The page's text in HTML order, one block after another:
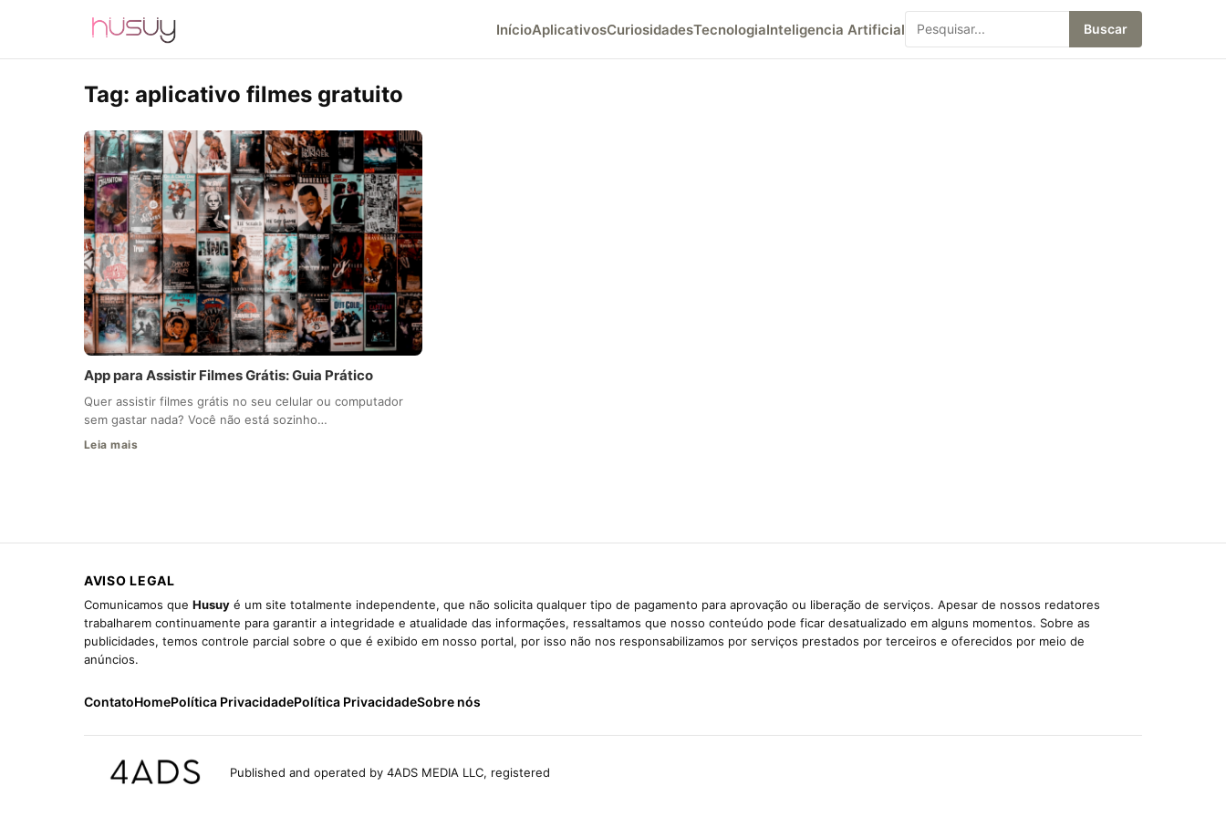
InícioAplicativosCuriosidadesTecnologiaInteligencia Artificial Buscar
Tag: aplicativo filmes gratuito
App para Assistir Filmes Grátis: Guia Prático
Quer assistir filmes grátis no seu celular ou computador
sem gastar nada? Você não está sozinho…
Leia mais
AVISO LEGAL
Comunicamos que Husuy é um site totalmente independente, que não solicita qualquer tipo de pagamento para aprovação ou liberação de serviços. Apesar de nossos redatores
trabalharem continuamente para garantir a integridade e atualidade das informações, ressaltamos que nosso conteúdo pode ficar desatualizado em alguns momentos. Sobre as
publicidades, temos controle parcial sobre o que é exibido em nosso portal, por isso não nos responsabilizamos por serviços prestados por terceiros e oferecidos por meio de
anúncios.
ContatoHomePolítica PrivacidadePolítica PrivacidadeSobre nós
Published and operated by 4ADS MEDIA LLC, registered